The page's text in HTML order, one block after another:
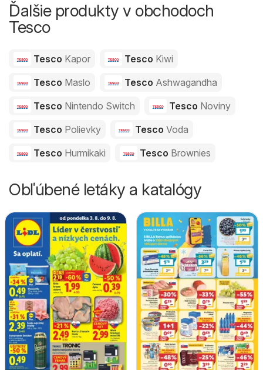
Ďalšie produkty v obchodoch
Tesco
Tesco Kapor Tesco Kiwi
Tesco Maslo Tesco Ashwagandha
Tesco Nintendo Switch Tesco Noviny
Tesco Polievky Tesco Voda
Tesco Hurmikaki Tesco Brownies
Obľúbené letáky a katalógy